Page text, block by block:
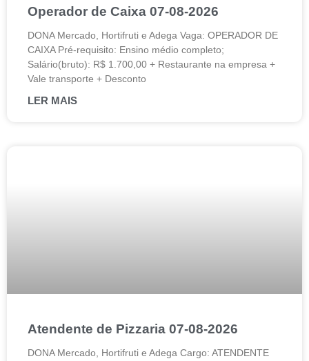
Operador de Caixa 07-08-2026
DONA Mercado, Hortifruti e Adega Vaga: OPERADOR DE
CAIXA Pré-requisito: Ensino médio completo;
Salário(bruto): R$ 1.700,00 + Restaurante na empresa +
Vale transporte + Desconto
LER MAIS
Atendente de Pizzaria 07-08-2026
DONA Mercado, Hortifruti e Adega Cargo: ATENDENTE